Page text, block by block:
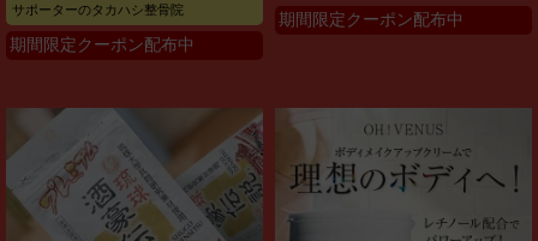
サポーターのタカハシ整骨院
期間限定クーポン配布中
期間限定クーポン配布中